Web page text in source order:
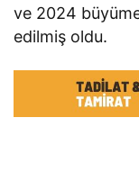
ve 2024
edilmiş oldu.